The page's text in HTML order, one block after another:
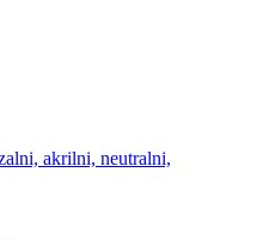
akrilni, neutralni,